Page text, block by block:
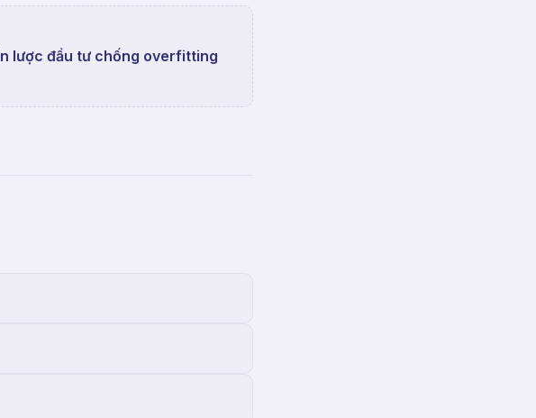
lược đầu tư chống overfitting